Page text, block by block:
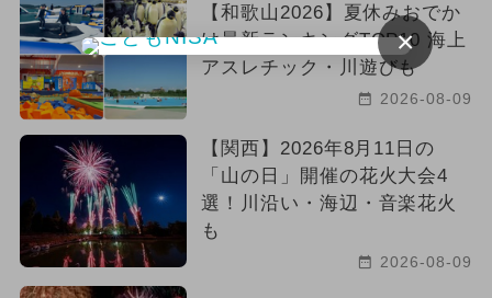
【和歌山2026】夏休みおでか
け最新ランキングTOP10 海上
アスレチック・川遊びも
2026-08-09
【関西】2026年8月11日の
「山の日」開催の花火大会4
選！川沿い・海辺・音楽花火
も
2026-08-09
×